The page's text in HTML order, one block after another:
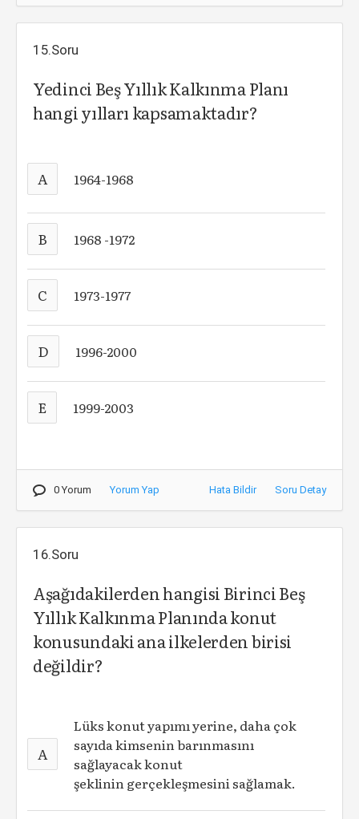
15.Soru
Yedinci Beş Yıllık Kalkınma Planı
hangi yılları kapsamaktadır?
A 1964-1968
B 1968 -1972
C 1973-1977
D 1996-2000
E 1999-2003
0 Yorum Yorum Yap Hata Bildir Soru Detay
16.Soru
Aşağıdakilerden hangisi Birinci Beş
Yıllık Kalkınma Planında konut
konusundaki ana ilkelerden birisi
değildir?
A
Lüks konut yapımı yerine, daha çok
sayıda kimsenin barınmasını
sağlayacak konut
şeklinin gerçekleşmesini sağlamak.